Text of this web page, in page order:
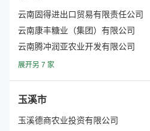
云南固得进出口贸易有限责任公司
云南康丰糖业（集团）有限公司
云南腾冲润亚农业开发有限公司
展开另 7 家
玉溪市
玉溪德商农业投资有限公司